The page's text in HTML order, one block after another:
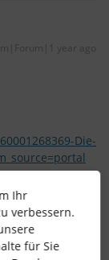
year ago
Die-
Anlässe zu
entzieht die
Ihr
verbessern.
für Sie